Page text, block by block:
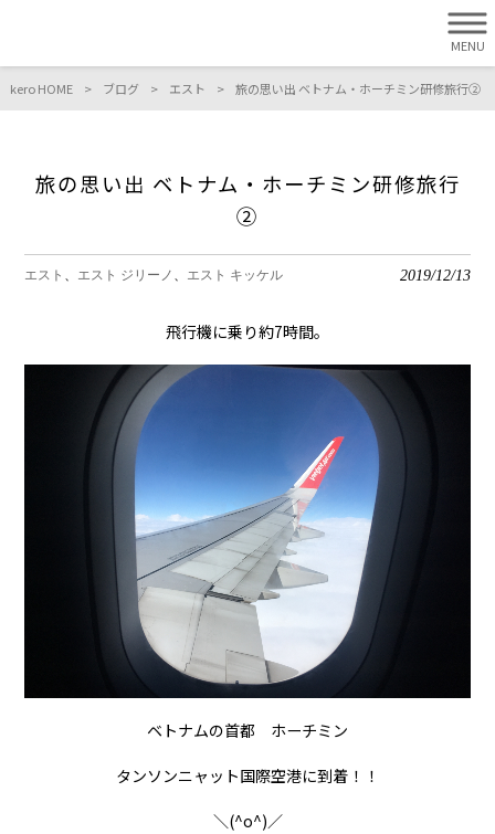
MENU
kero HOME > ブログ > エスト > 旅の思い出 ベトナム・ホーチミン研修旅行②
旅の思い出 ベトナム・ホーチミン研修旅行
②
エスト エスト ジリーノ エスト キッケル 2019/12/13
飛行機に乗り約7時間。
ベトナムの首都 ホーチミン
タンソンニャット国際空港に到着！！
＼(^o^)／